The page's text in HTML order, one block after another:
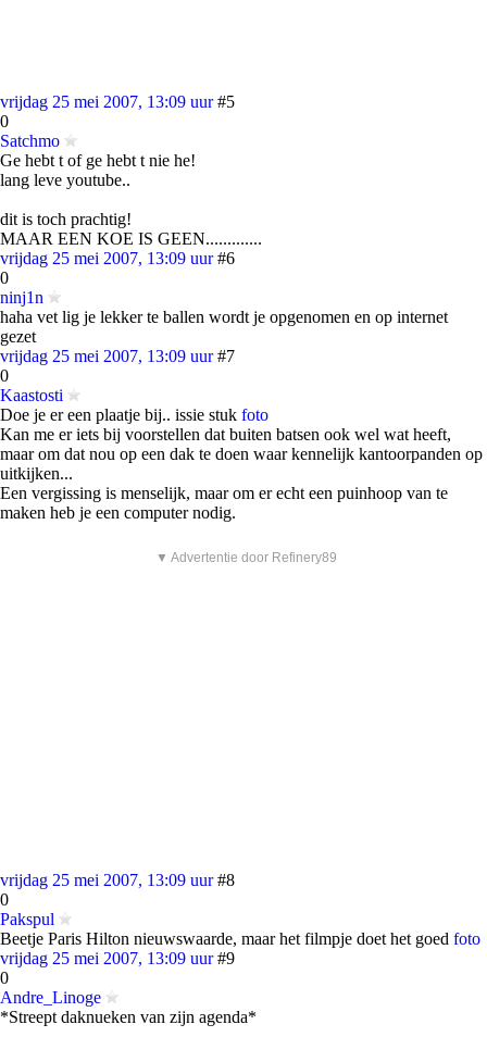
vrijdag 25 mei 2007, 13:09 uur #5
0
Satchmo
Ge hebt t of ge hebt t nie he!
lang leve youtube..
dit is toch prachtig!
MAAR EEN KOE IS GEEN.............
vrijdag 25 mei 2007, 13:09 uur #6
0
ninj1n
haha vet lig je lekker te ballen wordt je opgenomen en op internet
gezet
vrijdag 25 mei 2007, 13:09 uur #7
0
Kaastosti
Doe je er een plaatje bij.. issie stuk foto
Kan me er iets bij voorstellen dat buiten batsen ook wel wat heeft,
maar om dat nou op een dak te doen waar kennelijk kantoorpanden op
uitkijken...
Een vergissing is menselijk, maar om er echt een puinhoop van te
maken heb je een computer nodig.
▼ Advertentie door Refinery89
vrijdag 25 mei 2007, 13:09 uur #8
0
Pakspul
Beetje Paris Hilton nieuwswaarde, maar het filmpje doet het goed foto
vrijdag 25 mei 2007, 13:09 uur #9
0
Andre_Linoge
*Streept daknueken van zijn agenda*